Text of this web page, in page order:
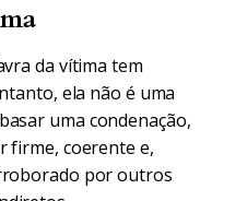
da vítima tem
ela não é uma
uma condenação,
firme, coerente e,
por outros